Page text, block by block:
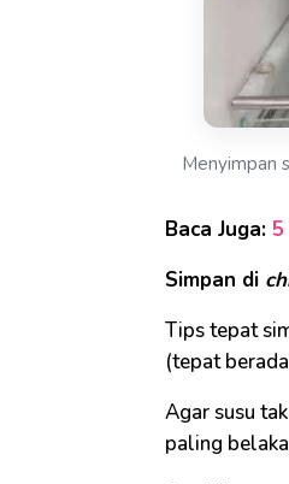
Menyimpan
Baca Juga: 5
Simpan di
Tips tepat
(tepat
Agar susu
paling